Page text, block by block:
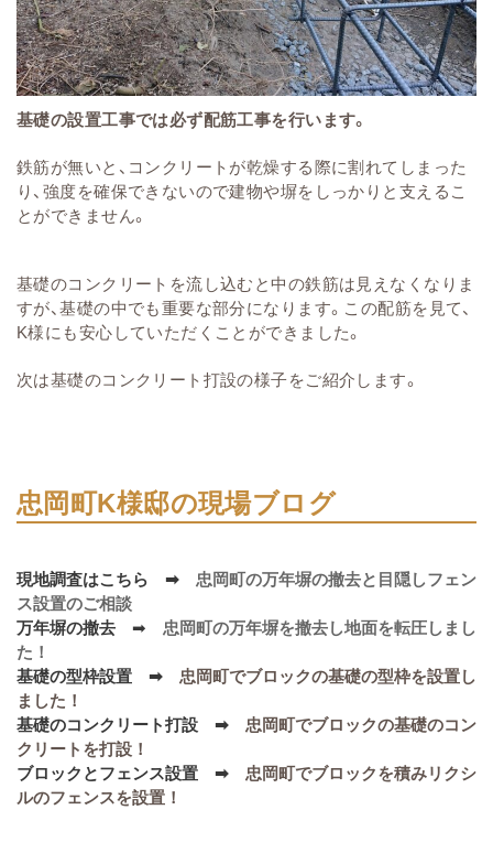
基礎の設置工事では必ず配筋工事を行います。
鉄筋が無いと、コンクリートが乾燥する際に割れてしまった
り、強度を確保できないので建物や塀をしっかりと支えるこ
とができません。
基礎のコンクリートを流し込むと中の鉄筋は見えなくなりま
すが、基礎の中でも重要な部分になります。この配筋を見て、
K様にも安心していただくことができました。
次は基礎のコンクリート打設の様子をご紹介します。
忠岡町K様邸の現場ブログ
現地調査はこちら ➡ 忠岡町の万年塀の撤去と目隠しフェン
ス設置のご相談
万年塀の撤去 ➡ 忠岡町の万年塀を撤去し地面を転圧しまし
た！
基礎の型枠設置 ➡ 忠岡町でブロックの基礎の型枠を設置し
ました！
基礎のコンクリート打設 ➡ 忠岡町でブロックの基礎のコン
クリートを打設！
ブロックとフェンス設置 ➡ 忠岡町でブロックを積みリクシ
ルのフェンスを設置！